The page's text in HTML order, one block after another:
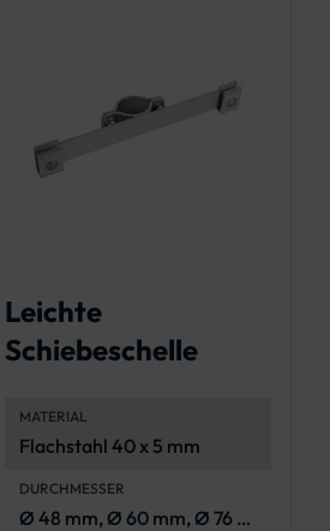
Leichte
Schiebeschelle
MATERIAL
Flachstahl 40 x 5 mm
DURCHMESSER
Ø 48 mm, Ø 60 mm, Ø 76 -